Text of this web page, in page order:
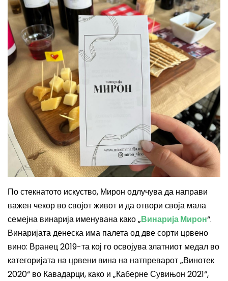
По стекнатото искуство, Мирон одлучува да направи
важен чекор во својот живот и да отвори своја мала
семејна винарија именувана како „Винарија Мирон“.
Винаријата денеска има палета од две сорти црвено
вино: Вранец 2019-та кој го освојува златниот медал во
категоријата на црвени вина на натпреварот „Винотек
2020“ во Кавадарци, како и „Каберне Сувињон 2021“,